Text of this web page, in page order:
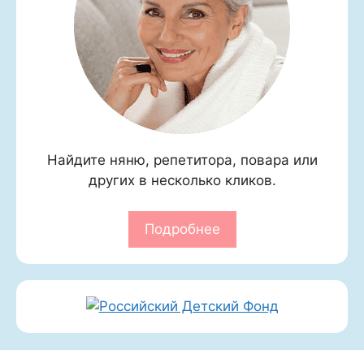
Найдите няню, репетитора, повара или
других в несколько кликов.
Подробнее